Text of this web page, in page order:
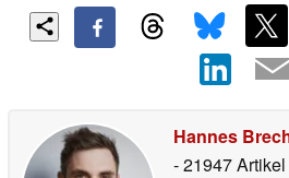
Hannes
- 21947